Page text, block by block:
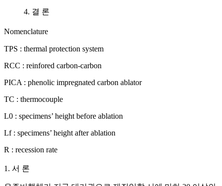
4. 결 론
Nomenclature
TPS : thermal protection system
RCC : reinfored carbon-carbon
PICA : phenolic impregnated carbon ablator
TC : thermocouple
L0 : specimens’ height before ablation
Lf: specimens’ height after ablation
R : recession rate
1. 서 론